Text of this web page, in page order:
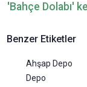
'Bahçe Dolabı'
Benzer Etiketler
Ahşap Depo
Depo